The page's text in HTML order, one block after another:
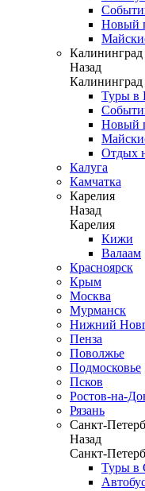
Новый
Калининград
Назад
Калининград
Туры в
Новый
Отдых
Калуга
Камчатка
Карелия
Назад
Карелия
Кижи
Валаам
Красноярск
Крым
Москва
Мурманск
Нижний
Пенза
Поволжье
Подмосковье
Псков
Ростов-на-
Рязань
Санкт-
Назад
Санкт-
Туры в